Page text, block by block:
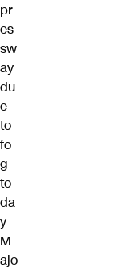
pr
es
sw
ay
du
e
to
fo
g
to
da
y
M
ajo